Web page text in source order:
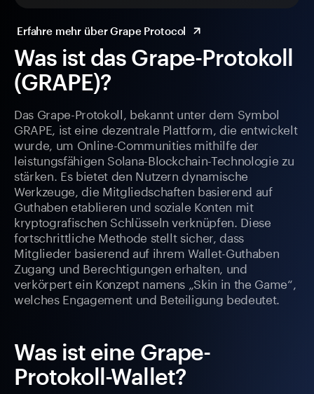
Was ist das Grape-Protokoll
(GRAPE)?
Das Grape-Protokoll, bekannt unter dem Symbol
GRAPE, ist eine dezentrale Plattform, die entwickelt
wurde, um Online-Communities mithilfe der
leistungsfähigen Solana-Blockchain-Technologie zu
stärken. Es bietet den Nutzern dynamische
Werkzeuge, die Mitgliedschaften basierend auf
Guthaben etablieren und soziale Konten mit
kryptografischen Schlüsseln verknüpfen. Diese
fortschrittliche Methode stellt sicher, dass
Mitglieder basierend auf ihrem Wallet-Guthaben
Zugang und Berechtigungen erhalten, und
verkörpert ein Konzept namens „Skin in the Game“,
welches Engagement und Beteiligung bedeutet.
Was ist eine Grape-
Protokoll-Wallet?
Erfahre mehr über Grape Protocol